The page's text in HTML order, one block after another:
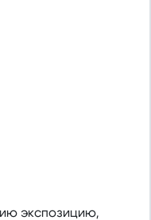
экспозицию,